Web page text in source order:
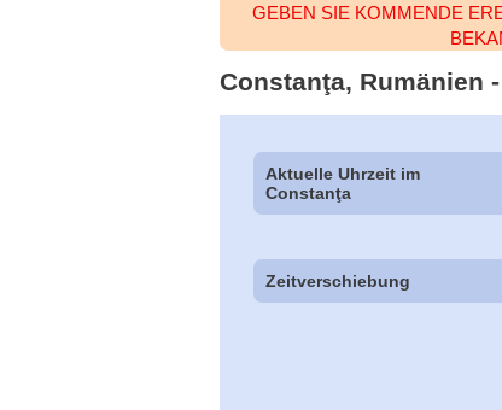
GEBEN SIE KOMMENDE
Constanţa, Rumänien
Aktuelle Uhrzeit im
Constanţa
Zeitverschiebung